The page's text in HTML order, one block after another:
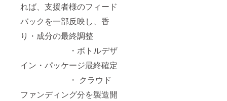
れば、支援者様のフィード
バックを一部反映し、香
り・成分の最終調整
・ボトルデザ
イン・パッケージ最終確定
・ クラウド
ファンディング分を製造開